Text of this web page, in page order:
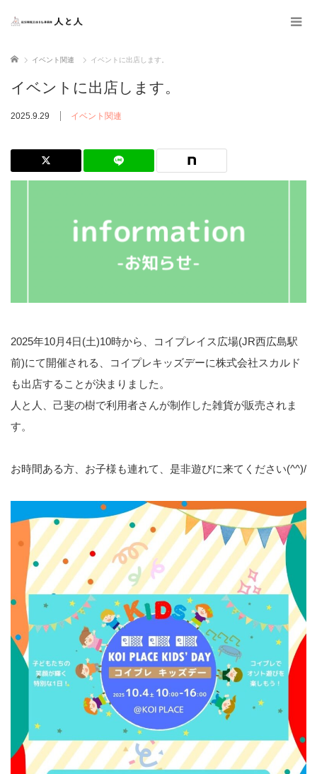
ホーム イベント関連 イベントに出店します。
イベントに出店します。
2025.9.29 イベント関連
2025年10月4日(土)10時から、コイプレイス広場(JR西広島駅
前)にて開催される、コイプレキッズデーに株式会社スカルド
も出店することが決まりました。
人と人、己斐の樹で利用者さんが制作した雑貨が販売されま
す。
お時間ある方、お子様も連れて、是非遊びに来てください(^^)/